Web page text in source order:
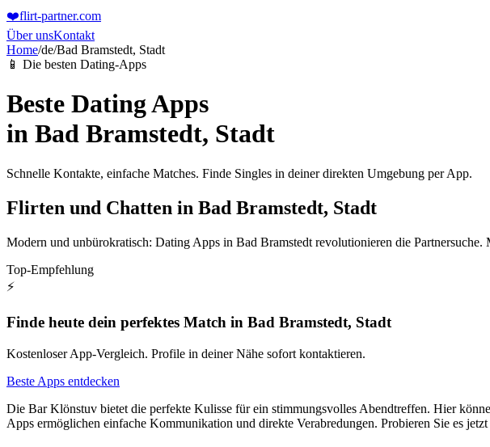
❤️flirt-partner.com
Über unsKontakt
Home/de/Bad Bramstedt, Stadt
📱 Die besten Dating-Apps
Beste Dating Apps
in Bad Bramstedt, Stadt
Schnelle Kontakte, einfache Matches. Finde Singles in deiner direkten Umgebung per App.
Flirten und Chatten in Bad Bramstedt, Stadt
Modern und unbürokratisch: Dating Apps in Bad Bramstedt revolutionieren die
Top-Empfehlung
⚡
Finde heute dein perfektes Match in Bad Bramstedt, Stadt
Kostenloser App-Vergleich. Profile in deiner Nähe sofort kontaktieren.
Beste Apps entdecken
Die Bar Klönstuv bietet die perfekte Kulisse für ein stimmungsvolles Abendtreffen. Hier
Apps ermöglichen einfache Kommunikation und direkte Verabredungen. Probieren Sie es